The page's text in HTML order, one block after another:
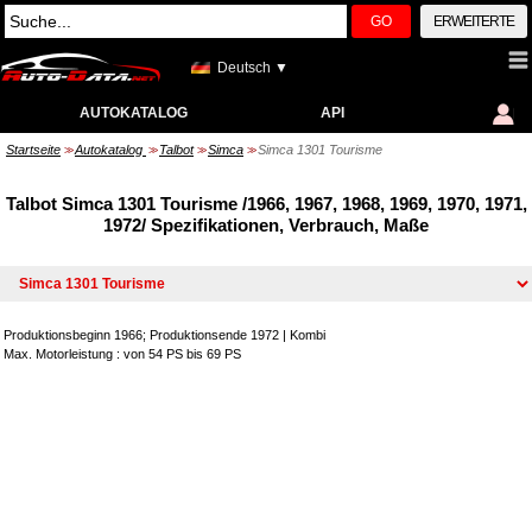
GO ERWEITERTE
Deutsch ▼
AUTOKATALOG API
Startseite >> Autokatalog >> Talbot >> Simca >> Simca 1301 Tourisme
Talbot Simca 1301 Tourisme /1966, 1967, 1968, 1969, 1970, 1971,
1972/ Spezifikationen, Verbrauch, Maße
Produktionsbeginn 1966; Produktionsende 1972 | Kombi
Max. Motorleistung : von 54 PS bis 69 PS